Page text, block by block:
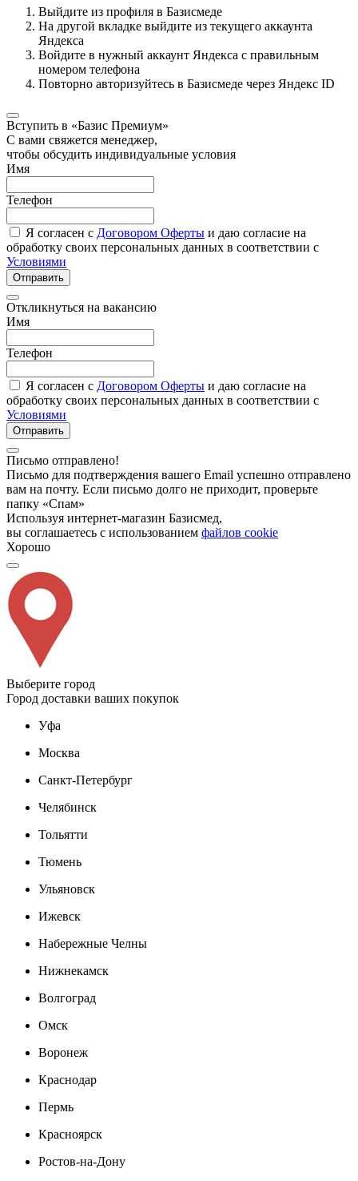
Выйдите из профиля в Базисмеде
На другой вкладке выйдите из текущего аккаунта
Яндекса
Войдите в нужный аккаунт Яндекса с правильным
номером телефона
Повторно авторизуйтесь в Базисмеде через Яндекс ID
Вступить в «Базис Премиум»
С вами свяжется менеджер,
чтобы обсудить индивидуальные условия
Имя
Телефон
Я согласен с Договором Оферты и даю согласие на
обработку своих персональных данных в соответствии с
Условиями
Отправить
Откликнуться на вакансию
Имя
Телефон
Я согласен с Договором Оферты и даю согласие на
обработку своих персональных данных в соответствии с
Условиями
Отправить
Письмо отправлено!
Письмо для подтверждения вашего Email успешно отправлено
вам на почту. Если письмо долго не приходит, проверьте
папку «Спам»
Используя интернет-магазин Базисмед,
вы соглашаетесь с использованием файлов cookie
Хорошо
Выберите город
Город доставки ваших покупок
Уфа
Москва
Санкт-Петербург
Челябинск
Тольятти
Тюмень
Ульяновск
Ижевск
Набережные Челны
Нижнекамск
Волгоград
Омск
Воронеж
Краснодар
Пермь
Красноярск
Ростов-на-Дону